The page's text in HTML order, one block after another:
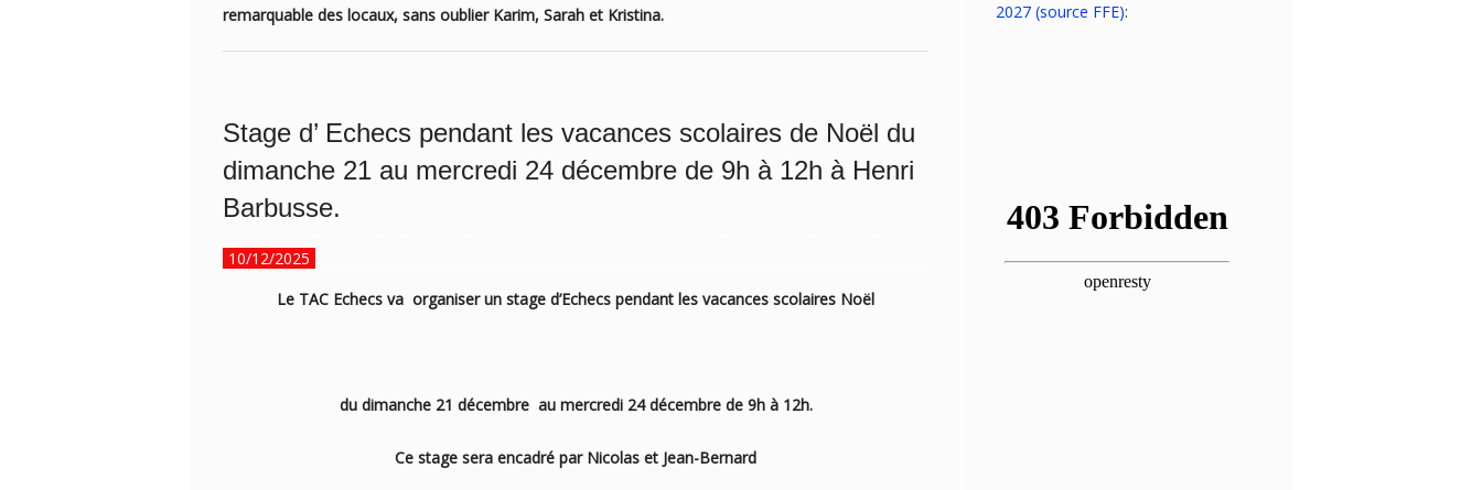
remarquable des locaux, sans oublier Karim, Sarah et Kristina.
Stage d’ Echecs pendant les vacances scolaires de Noël du
dimanche 21 au mercredi 24 décembre de 9h à 12h à Henri
Barbusse.
10/12/2025
Le TAC Echecs va organiser un stage d’Echecs pendant les vacances scolaires Noël
du dimanche 21 décembre au mercredi 24 décembre de 9h à 12h.
Ce stage sera encadré par Nicolas et Jean-Bernard
2027 (source FFE):